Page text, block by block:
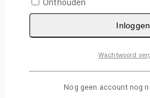
Pakket met alle kleuren Glamour
met mooie unieke patronen!
Beoordelingen
Onthouden
Inloggen
Wachtwoord
Nog geen account nog